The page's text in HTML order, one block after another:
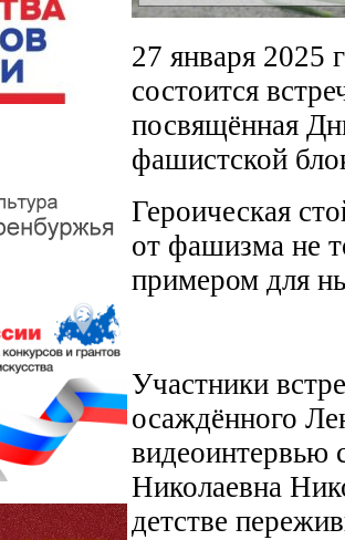
27 января 2025
состоится
посвящённая
фашистской
Героическая
от фашизма не
примером для
Участники
осаждённого
видеоинтервью
Николаевна
детстве